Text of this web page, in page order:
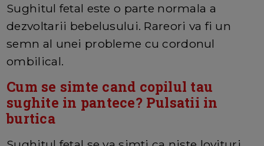
Sughitul fetal este o parte normala a
dezvoltarii bebelusului. Rareori va fi un
semn al unei probleme cu cordonul
ombilical.
Cum se simte cand copilul tau
sughite in pantece? Pulsatii in
burtica